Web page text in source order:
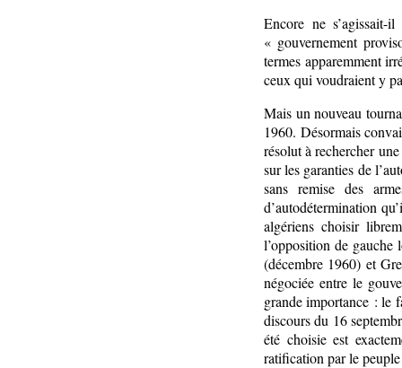
Encore ne
« gouvernement
termes apparemment
ceux qui voudraient y
Mais un nouveau
1960. Désormais
résolut à rechercher
sur les garanties de
sans remise des
d’autodétermination
algériens choisir
l’opposition de
(décembre 1960) et
négociée entre le
grande importance : le
discours du 16
été choisie est
ratification par le